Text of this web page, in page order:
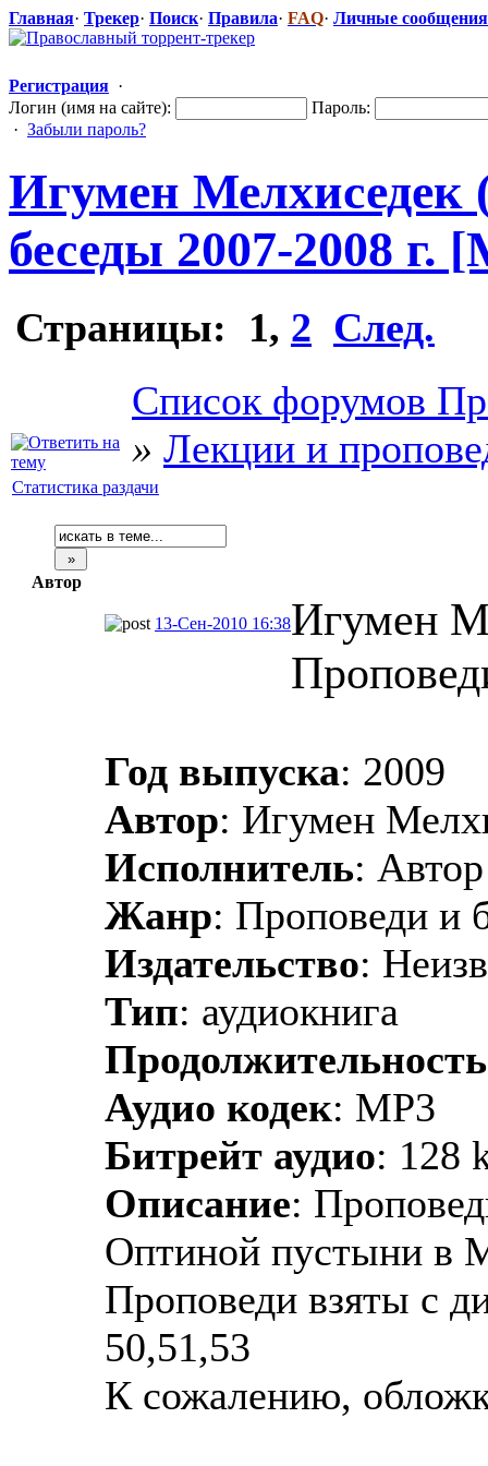
Главная· Трекер· Поиск· Правила· FAQ· Личные сообщения
Регистрация ·
Логин (имя на сайте):
Пароль:
· Забыли пароль?
Игумен
беседы 2007-2008 г.
Страницы: 1, 2 След.
Список форумов
» Лекции и
Статистика раздачи
Автор
13-Сен-2010 16:38Игумен
Год выпуска: 2009
Автор: Игумен
Исполнитель: Автор
Жанр: Проповеди и
Издательство:
Тип: аудиокнига
Продолжительность
Аудио кодек: MP3
Битрейт аудио: 128
Описание:
Оптиной пустыни в
Проповеди взяты с
50,51,53
К сожалению,